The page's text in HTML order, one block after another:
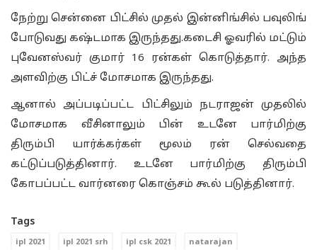
நேற்று சென்னை பிட்சில் முதல் இன்னிங்சில் பவுலிங்
போடுவது கஷ்டமாக இருந்தது.கடைசி ஓவரில் மட்டும்
புவேனஸ்வர் குமார் 16 ரன்கள் கொடுத்தார். அந்த
அளவிற்கு பிட்ச் மோசமாக இருந்தது.
ஆனால் அப்படிப்பட்ட பிட்சிலும் நடராஜன் முதலில்
மோசமாக வீசினாலும் பின் உடனே பார்மிற்கு
திரும்பி யார்க்கர்கள் மூலம் ரன் செல்வதை
கட்டுப்படுத்தினார். உடனே பார்மிற்கு திரும்பி
கோபப்பட்ட வார்னரை கொஞ்சம் கூல் படுத்தினார்.
Tags
ipl 2021 ipl 2021 srh ipl csk 2021 natarajan